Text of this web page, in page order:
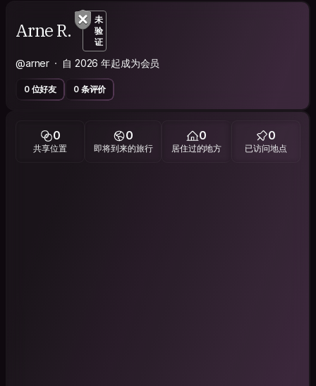
Arne R.
未
验
证
@arner 自 2026 年起成为会员
0 位好友 0 条评价
0
共享位置
0
即将到来的旅行
0
居住过的地方
0
已访问地点